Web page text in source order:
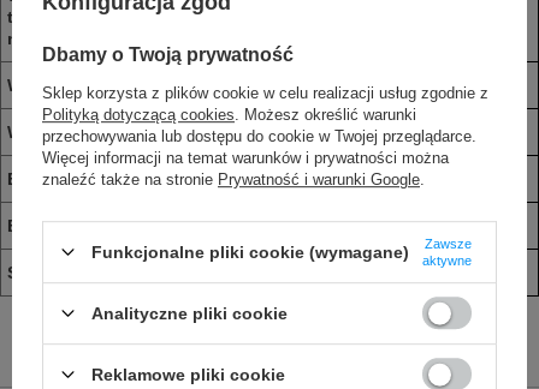
tłuszczowe
nasycone
Węglowodany 32,70 g 34,99 g 25,83 g
W tym cukry 2,70 g 2,89 g 2,13 g
Błonnik 6,59 g 7,05 g 5,21 g
Białko 38,90 g 41,62 g 30,73 g
Sól
Dbamy o Twoją prywatność
Sklep korzysta z plików cookie w celu realizacji usług zgodnie z
Polityką dotyczącą cookies . Możesz określić warunki
przechowywania lub dostępu do cookie w Twojej przeglądarce.
Więcej informacji na temat warunków i prywatności można
znaleźć także na stronie Prywatność i warunki Google
Funkcjonalne pliki cookie (wymagane)
Zawsze
aktywne
Analityczne pliki cookie
Reklamowe pliki cookie